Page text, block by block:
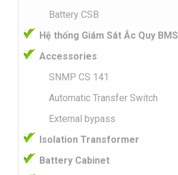
Battery CSB
Hệ thống Giám Sát Ắc Quy BMS
Accessories
SNMP CS 141
Automatic Transfer Switch
External bypass
Isolation Transformer
Battery Cabinet